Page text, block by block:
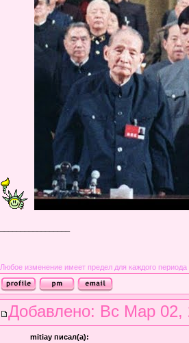
Любое изменение имеет предел для каждого периода
Добавлено: Вс Мар 02,
mitiay писал(а):